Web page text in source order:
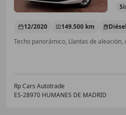
12/2020 149.500 km Diésel
Techo panorámico, Llantas de aleación,
Rp Cars Autotrade
ES-28970 HUMANES DE MADRID